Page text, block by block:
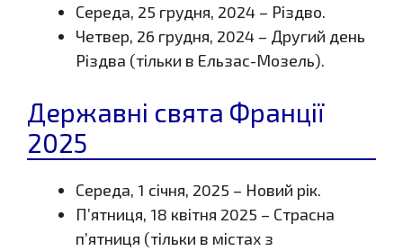
Середа, 25 грудня, 2024 – Різдво.
Четвер, 26 грудня, 2024 – Другий день
Різдва (тільки в Ельзас-Мозель).
Державні свята Франції
2025
Середа, 1 січня, 2025 – Новий рік.
П’ятниця, 18 квітня 2025 – Страсна
п’ятниця (тільки в містах з